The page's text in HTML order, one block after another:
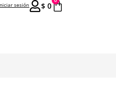
$ 0
sesión